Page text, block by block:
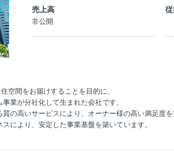
売上高
非公開
空間をお届けすることを目的に、
業が分社化して生まれた会社です。
の高いサービスにより、オーナー様の高い満足度
により、安定した事業基盤を築いています。